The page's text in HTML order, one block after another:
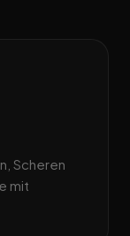
Scheren
mit